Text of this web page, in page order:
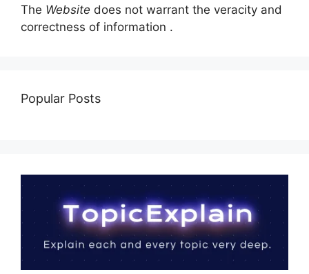
The Website does not warrant the veracity and
correctness of information .
Popular Posts